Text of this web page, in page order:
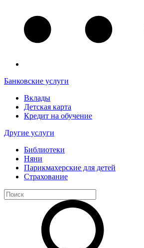
Банковские услуги
Вклады
Детская карта
Кредит на обучение
Другие услуги
Библиотеки
Няни
Парикмахерские для детей
Страхование